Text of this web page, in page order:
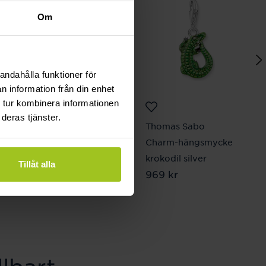
Om
funktioner för
information från din enhet
kombinera informationen
tjänster.
Tillåt alla
Thomas Sabo
Charm-armband 17 cm
:
449 kr
Thomas Sabo
Charm-hängsmycke
krokodil silver
Pris:969 kr
969 kr